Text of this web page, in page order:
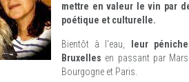
mettre en valeur le vin par
poétique et culturelle.
Bientôt à l'eau,
leur
Bruxelles en passant par
Bourgogne et Paris.